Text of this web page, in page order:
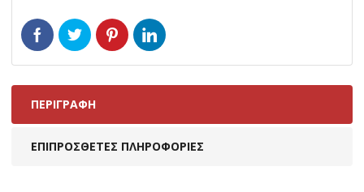
ΠΕΡΙΓΡΑΦΉ
ΕΠΙΠΡΌΣΘΕΤΕΣ ΠΛΗΡΟΦΟΡΊΕΣ